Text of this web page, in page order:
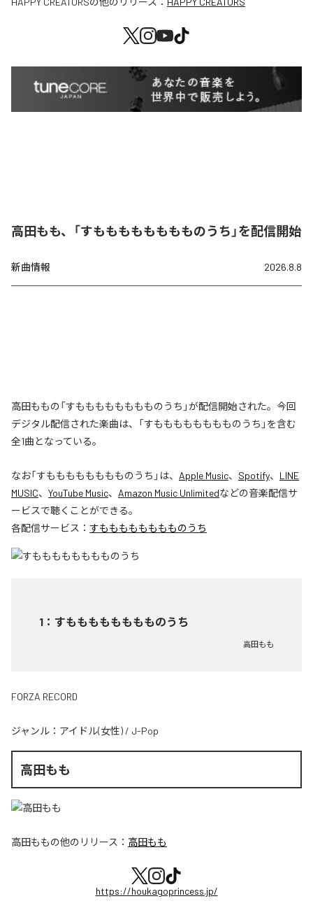
高田もも、「すもももももももものうち」を配信開始
新曲情報 2026.8.8
高田ももの「すもももももももものうち」が配信開始された。今回
デジタル配信された楽曲は、「すもももももももものうち」を含む
全1曲となっている。
なお「すもももももももものうち 」は、 Apple Music、 Spotify、 LINE
MUSIC、 YouTube Music、 Amazon Music Unlimitedなどの音楽配信サ
ービスで聴くことができる。
各配信サービス： すもももももももものうち
1 ： すもももももももものうち
高田もも
FORZA RECORD
ジャンル： アイドル(女性) / J-Pop
高田もも
高田ももの他のリリース： 高田もも
https://houkagoprincess.jp/